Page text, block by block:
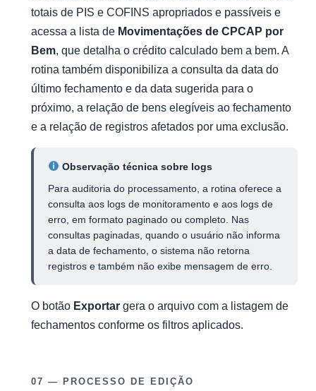
totais de PIS e COFINS apropriados e passíveis e
acessa a lista de Movimentações de CPCAP por
Bem, que detalha o crédito calculado bem a bem. A
rotina também disponibiliza a consulta da data do
último fechamento e da data sugerida para o
próximo, a relação de bens elegíveis ao fechamento
e a relação de registros afetados por uma exclusão.
Observação técnica sobre logs
Para auditoria do processamento, a rotina oferece a
consulta aos logs de monitoramento e aos logs de
erro, em formato paginado ou completo. Nas
consultas paginadas, quando o usuário não informa
a data de fechamento, o sistema não retorna
registros e também não exibe mensagem de erro.
O botão Exportar gera o arquivo com a listagem de
fechamentos conforme os filtros aplicados.
07 — PROCESSO DE EDIÇÃO